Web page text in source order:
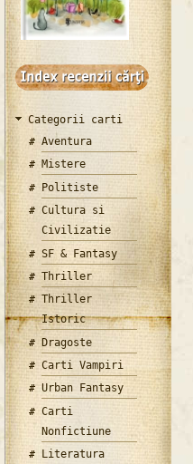
Categorii carti
Aventura
Mistere
Politiste
Cultura si
Civilizatie
SF & Fantasy
Thriller
Thriller
Istoric
Dragoste
Carti Vampiri
Urban Fantasy
Carti
Nonfictiune
Literatura